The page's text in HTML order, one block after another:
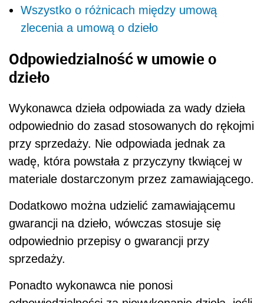
Wszystko o różnicach między umową
zlecenia a umową o dzieło
Odpowiedzialność w umowie o
dzieło
Wykonawca dzieła odpowiada za wady dzieła
odpowiednio do zasad stosowanych do rękojmi
przy sprzedaży. Nie odpowiada jednak za
wadę, która powstała z przyczyny tkwiącej w
materiale dostarczonym przez zamawiającego.
Dodatkowo można udzielić zamawiającemu
gwarancji na dzieło, wówczas stosuje się
odpowiednio przepisy o gwarancji przy
sprzedaży.
Ponadto wykonawca nie ponosi